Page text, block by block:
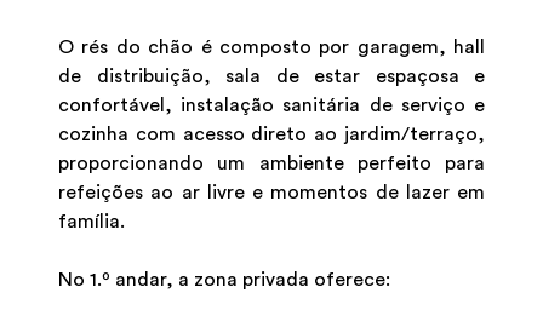
O rés do chão é composto por garagem, hall
de distribuição, sala de estar espaçosa e
confortável, instalação sanitária de serviço e
cozinha com acesso direto ao jardim/terraço,
proporcionando um ambiente perfeito para
refeições ao ar livre e momentos de lazer em
família.
No 1.º andar, a zona privada oferece: